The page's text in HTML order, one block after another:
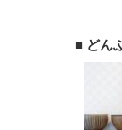
■ どん